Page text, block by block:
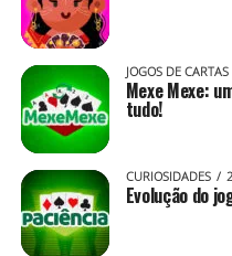
JOGOS DE CARTAS
Mexe Mexe:
tudo!
CURIOSIDADES
Evolução do